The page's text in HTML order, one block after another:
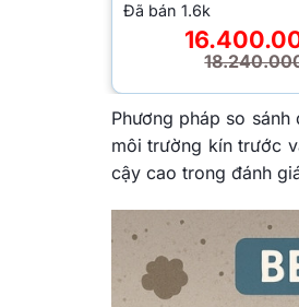
Được xếp
4.86
5 sao
Đã bán540
gốc
là:
26.400.000 ₫.
hiện
tại
là:
21.800.000 ₫.
Phương pháp so
môi trường kín trước
cậy cao trong đánh